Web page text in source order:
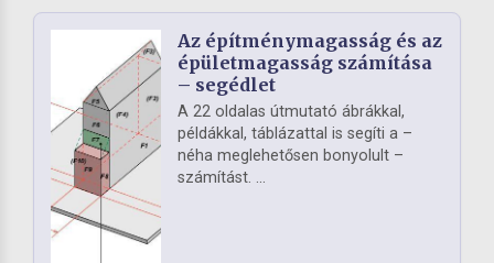
Az építménymagasság és az
épületmagasság számítása
– segédlet
A 22 oldalas útmutató ábrákkal,
példákkal, táblázattal is segíti a –
néha meglehetősen bonyolult –
számítást. ...